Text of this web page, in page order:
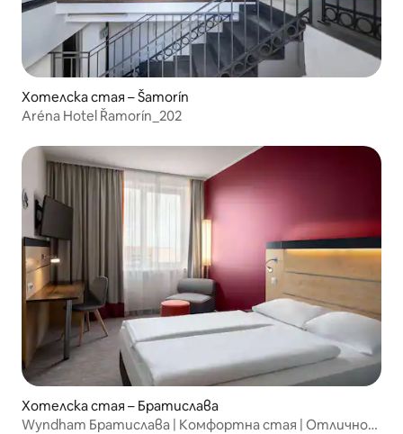
Хотелска стая – Šamorín
Aréna Hotel Řamorín_202
Хотелска стая – Братислава
Wyndham Братислава | Комфортна стая | Отлично